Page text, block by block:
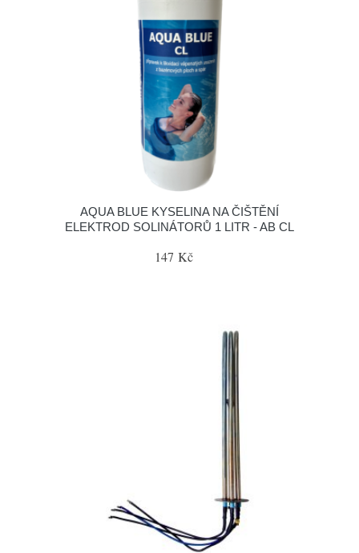
AQUA BLUE KYSELINA NA ČIŠTĚNÍ
ELEKTROD SOLINÁTORŮ 1 LITR - AB CL
147 Kč